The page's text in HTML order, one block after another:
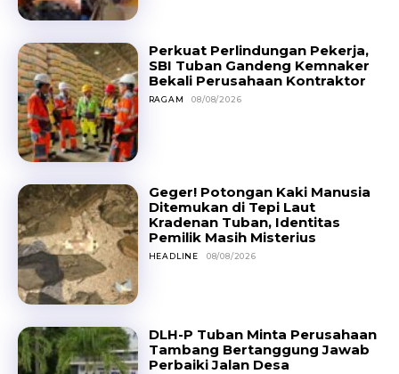
Perkuat Perlindungan Pekerja,
SBI Tuban Gandeng Kemnaker
Bekali Perusahaan Kontraktor
RAGAM 08/08/2026
Geger! Potongan Kaki Manusia
Ditemukan di Tepi Laut
Kradenan Tuban, Identitas
Pemilik Masih Misterius
HEADLINE 08/08/2026
DLH-P Tuban Minta Perusahaan
Tambang Bertanggung Jawab
Perbaiki Jalan Desa